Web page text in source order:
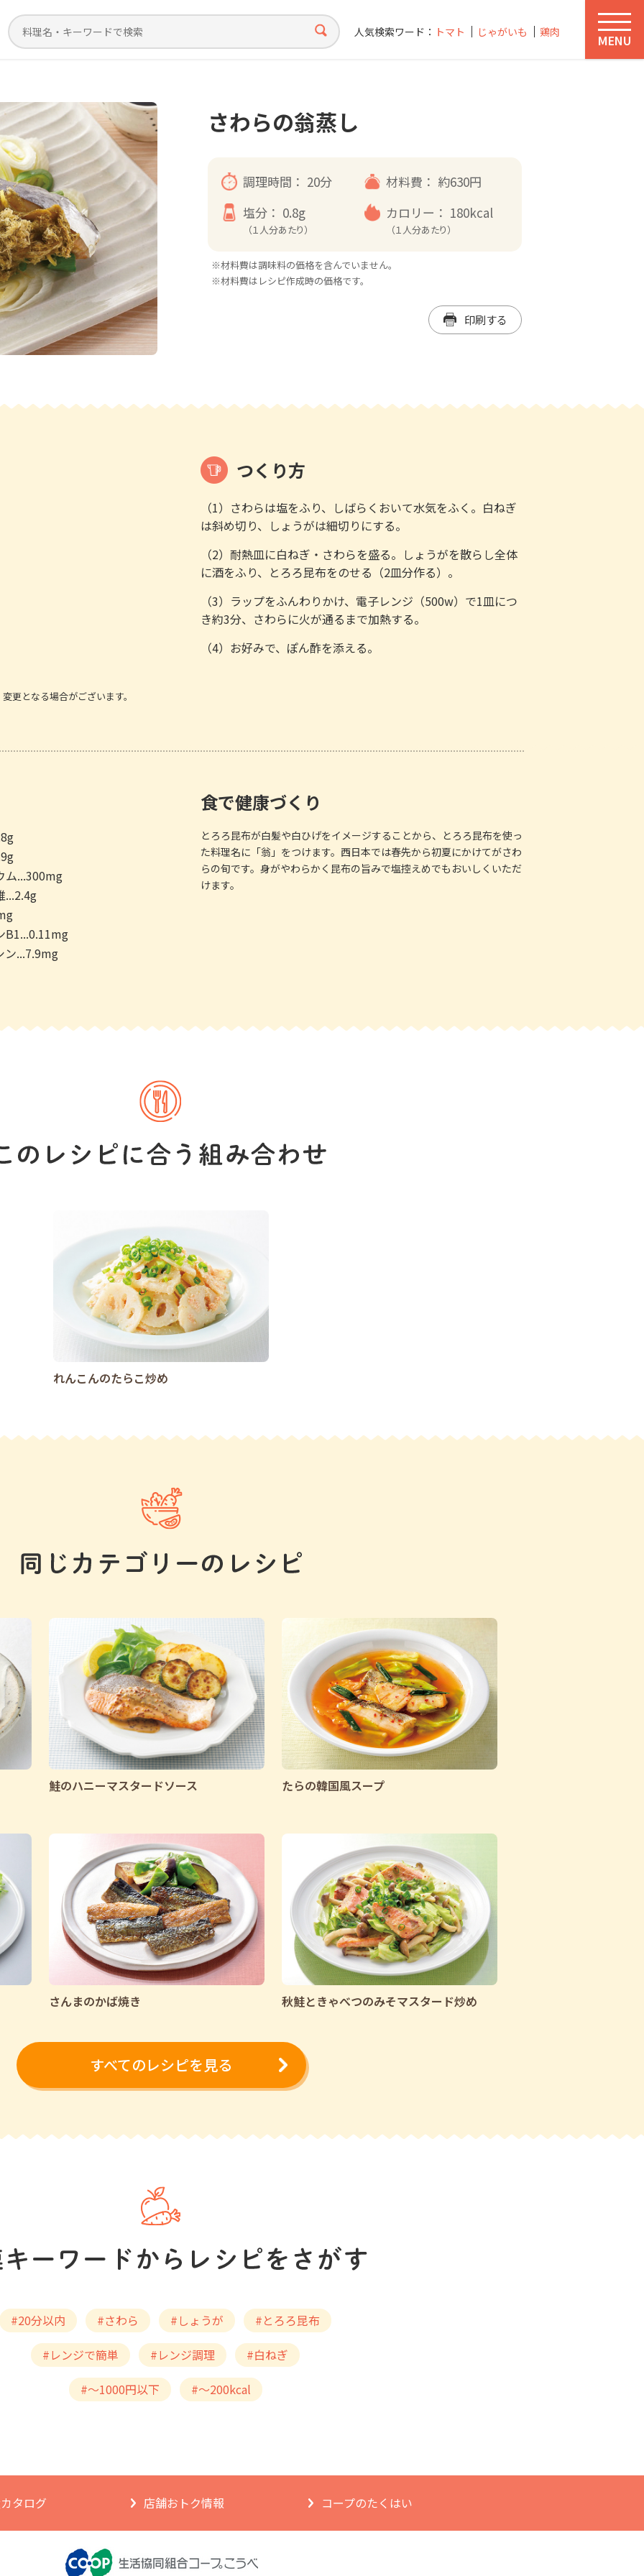
MENU
人気検索ワード： トマト じゃがいも 鶏肉
さわらの翁蒸し
調理時間： 20分 材料費： 約630円
塩分： 0.8g
（１人分あたり）
カロリー： 180kcal
（１人分あたり）
※材料費は調味料の価格を含んでいません。
※材料費はレシピ作成時の価格です。
印刷する
更となる場合がございます。
つくり方
（1）さわらは塩をふり、しばらくおいて水気をふく。白ねぎ
は斜め切り、しょうがは細切りにする。
（2）耐熱皿に白ねぎ・さわらを盛る。しょうがを散らし全体
に酒をふり、とろろ昆布をのせる（2皿分作る）。
（3）ラップをふんわりかけ、電子レンジ（500w）で1皿につ
き約3分、さわらに火が通るまで加熱する。
（4）お好みで、ぽん酢を添える。
ム...300mg
...2.4g
B1...0.11mg
ン...7.9mg
食で健康づくり
とろろ昆布が白髪や白ひげをイメージすることから、とろろ昆布を使っ
た料理名に「翁」をつけます。西日本では春先から初夏にかけてがさわ
らの旬です。身がやわらかく昆布の旨みで塩控えめでもおいしくいただ
けます。
れんこんのたらこ炒め
鮭のハニーマスタードソース たらの韓国風スープ
さんまのかば焼き 秋鮭ときゃべつのみそマスタード炒め
すべてのレシピを見る
#20分以内 #さわら #しょうが
#とろろ昆布
#レンジで簡単
#レンジ調理
#白ねぎ
#～1000円以下
#～200kcal
タログ 店舗おトク情報 コープのたくはい